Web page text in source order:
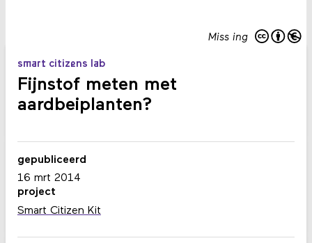
Miss ing
smart citizens lab
Fijnstof meten met
aardbeiplanten?
gepubliceerd
16 mrt 2014
project
Smart Citizen Kit